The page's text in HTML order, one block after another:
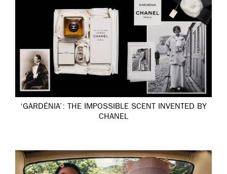
‘GARDÉNIA’: THE IMPOSSIBLE SCENT INVENTED BY
CHANEL